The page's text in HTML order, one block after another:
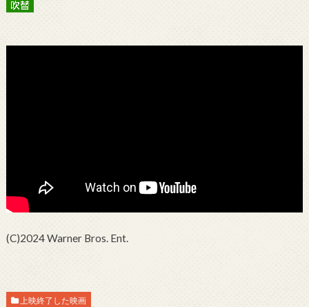
(C)2024 Warner Bros. Ent.
上映終了した映画